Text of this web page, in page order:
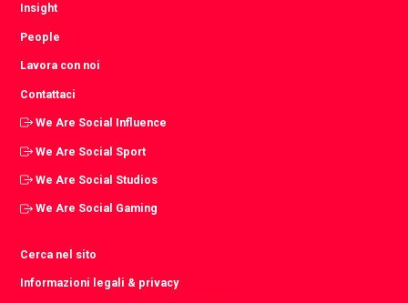
Insight
People
Lavora con noi
Contattaci
We Are Social Influence
We Are Social Sport
We Are Social Studios
We Are Social Gaming
Cerca nel sito
Informazioni legali & privacy